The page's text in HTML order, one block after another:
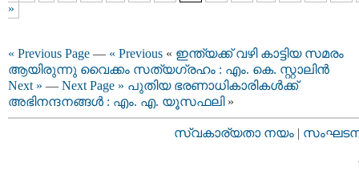
»
« Previous Page — « Previous « ഇന്ത്യക്ക് വഴി കാട്ടിയ സമരം
ആയിരുന്നു വൈക്കം സത്യഗ്രഹം : എം. കെ. സ്റ്റാലിന്‍
Next » — Next Page » പുതിയ ഭരണാധികാരികള്‍ക്ക്
അഭിനന്ദനങ്ങള്‍ : എം. എ. യൂസഫലി»
സ്വകാര്യതാ നയം |